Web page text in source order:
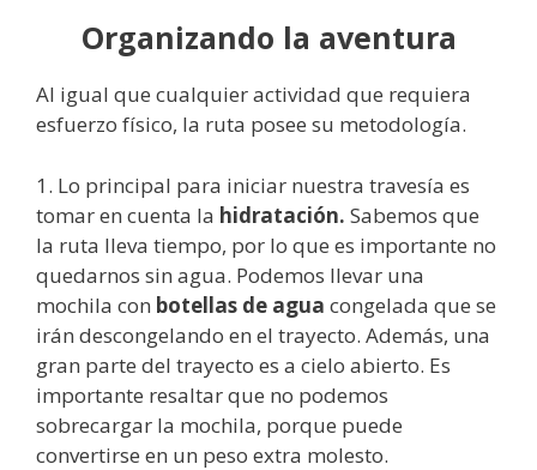
Organizando la aventura
Al igual que cualquier actividad que requiera
esfuerzo físico, la ruta posee su metodología.
1. Lo principal para iniciar nuestra travesía es
tomar en cuenta la hidratación. Sabemos que
la ruta lleva tiempo, por lo que es importante no
quedarnos sin agua. Podemos llevar una
mochila con botellas de agua congelada que se
irán descongelando en el trayecto. Además, una
gran parte del trayecto es a cielo abierto. Es
importante resaltar que no podemos
sobrecargar la mochila, porque puede
convertirse en un peso extra molesto.